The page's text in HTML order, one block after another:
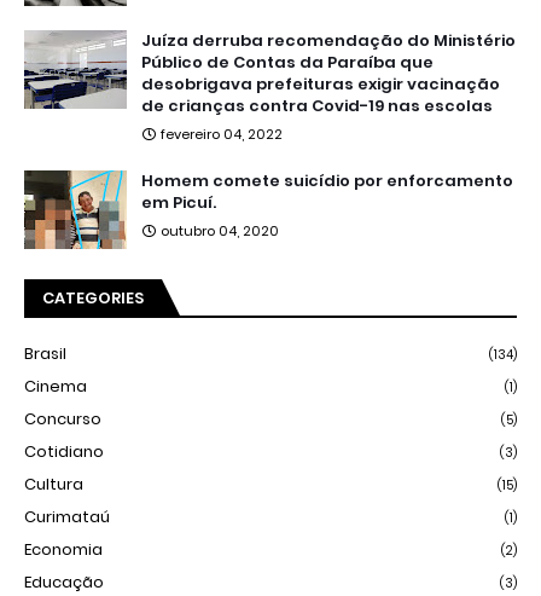
Juíza derruba recomendação do Ministério
Público de Contas da Paraíba que
desobrigava prefeituras exigir vacinação
de crianças contra Covid-19 nas escolas
fevereiro 04, 2022
Homem comete suicídio por enforcamento
em Picuí.
outubro 04, 2020
CATEGORIES
Brasil (134)
Cinema (1)
Concurso (5)
Cotidiano (3)
Cultura (15)
Curimataú (1)
Economia (2)
Educação (3)